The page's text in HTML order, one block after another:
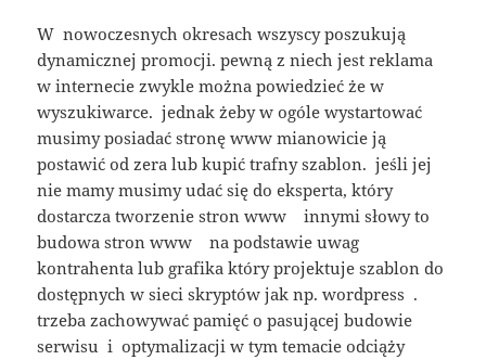
W nowoczesnych okresach wszyscy poszukują
dynamicznej promocji. pewną z niech jest reklama
w internecie zwykle można powiedzieć że w
wyszukiwarce. jednak żeby w ogóle wystartować
musimy posiadać stronę www mianowicie ją
postawić od zera lub kupić trafny szablon. jeśli jej
nie mamy musimy udać się do eksperta, który
dostarcza tworzenie stron www innymi słowy to
budowa stron www na podstawie uwag
kontrahenta lub grafika który projektuje szablon do
dostępnych w sieci skryptów jak np. wordpress .
trzeba zachowywać pamięć o pasującej budowie
serwisu i optymalizacji w tym temacie odciąży